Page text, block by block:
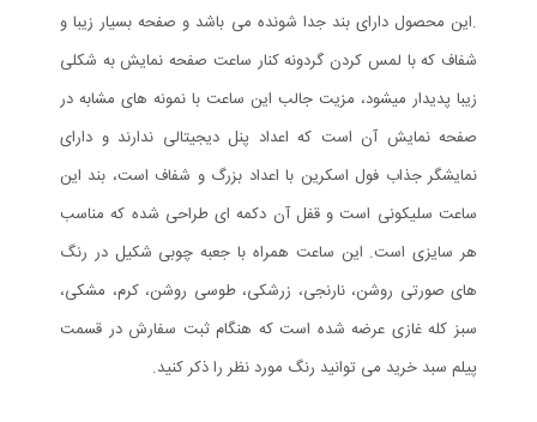
.این محصول دارای بند جدا شونده می باشد و صفحه بسیار زیبا و
شفاف که با لمس کردن گردونه کنار ساعت صفحه نمایش به شکلی
زیبا پدیدار میشود، مزیت جالب این ساعت با نمونه های مشابه در
صفحه نمایش آن است که اعداد پنل دیجیتالی ندارند و دارای
نمایشگر جذاب فول اسکرین با اعداد بزرگ و شفاف است، بند این
ساعت سلیکونی است و قفل آن دکمه ای طراحی شده که مناسب
هر سایزی است. این ساعت همراه با جعبه چوبی شکیل در رنگ
های صورتی روشن، نارنجی، زرشکی، طوسی روشن، کرم، مشکی،
سبز کله غازی عرضه شده است که هنگام ثبت سفارش در قسمت
پیلم سبد خرید می توانید رنگ مورد نظر را ذکر کنید.